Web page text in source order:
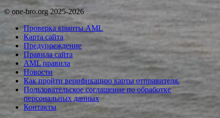
© one-bro.org 2025-2026
Проверка крипты AML
Карта сайта
Предупреждение
Правила сайта
AML правила
Новости
Как пройти верификацию карты отправителя.
Пользовательское соглашение по обработке
персональных данных
Контакты